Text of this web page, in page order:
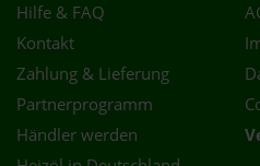
Hilfe & FAQ
Kontakt
Zahlung & Lieferung
Partnerprogramm
Händler werden